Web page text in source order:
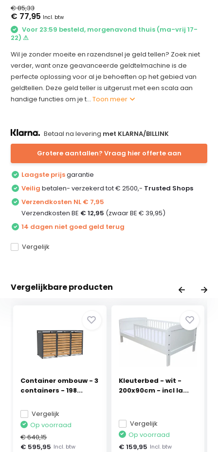
€ 85,33
€ 77,95 Incl. btw
Voor 23:59 besteld, morgenavond thuis (ma-vrij 17-
22) ⚠
Wil je zonder moeite en razendsnel je geld tellen? Zoek niet
verder, want onze geavanceerde geldtelmachine is de
perfecte oplossing voor al je behoeften op het gebied van
geldtellen. Deze geld teller is uitgerust met een scala aan
handige functies om je t...Toon meer
Betaal na levering met KLARNA/BILLINK
Grotere aantallen? Vraag hier offerte aan
Laagste prijsgarantie
Veilig betalen- verzekerd tot € 2500,- Trusted Shops
Verzendkosten NL € 7,95
Verzendkosten BE € 12,95 (zwaar BE € 39,95)
14 dagen niet goed geld terug
Vergelijk
Vergelijkbare producten
Container ombouw - 3
containers - 198...
Vergelijk
Op voorraad
€ 640,15
€ 595,95 Incl. btw
Kleuterbed - wit -
200x90cm - incl la...
Vergelijk
Op voorraad
€ 159,95 Incl. btw